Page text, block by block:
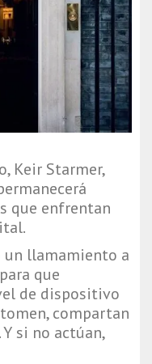
Keir Starmer,
que enfrentan
un llamamiento a
que
de dispositivo
compartan
si no actúan,